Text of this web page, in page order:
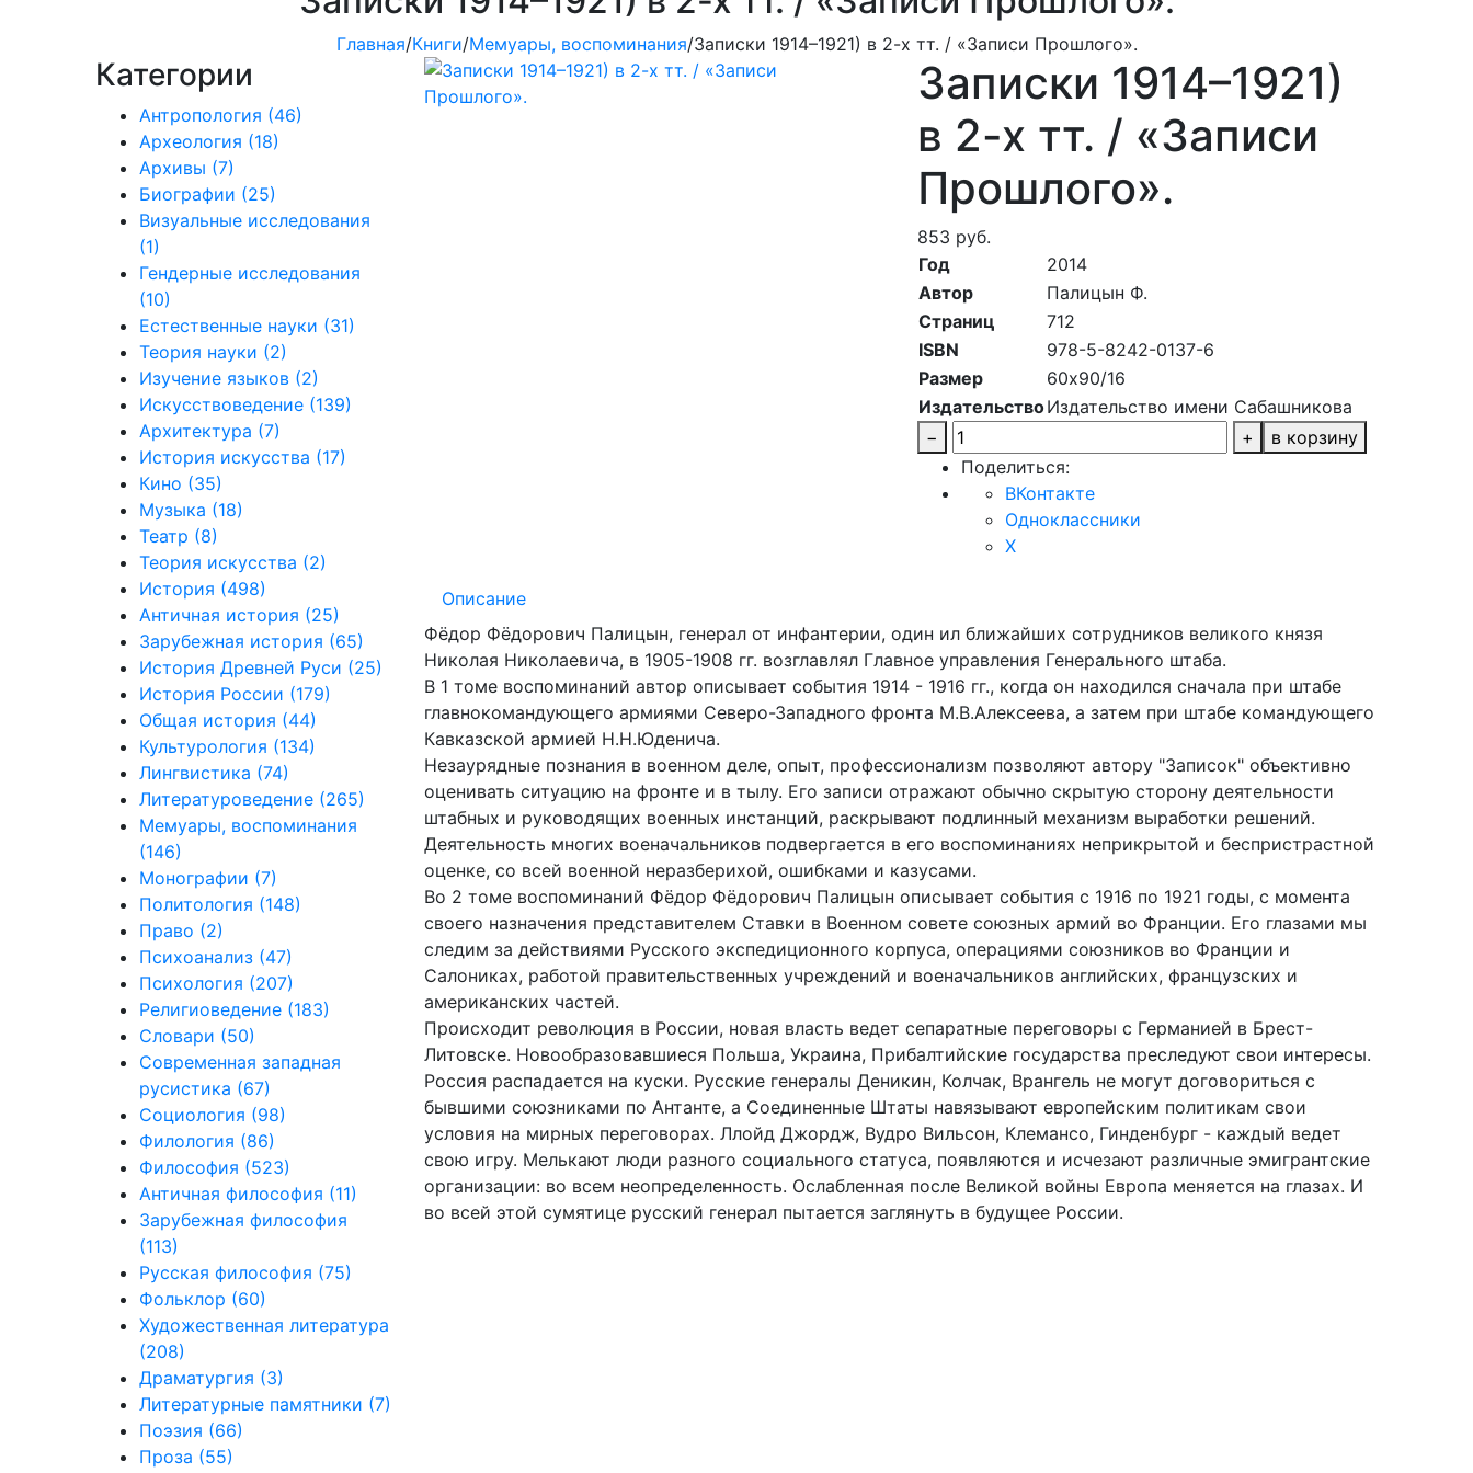
Главная/Книги/Мемуары, воспоминания/Записки 1914–1921) в 2-х тт. / «Записи Прошлого».
Категории
Антропология (46)
Археология (18)
Архивы (7)
Биографии (25)
Визуальные исследования
(1)
Гендерные исследования
(10)
Естественные науки (31)
Теория науки (2)
Изучение языков (2)
Искусствоведение (139)
Архитектура (7)
История искусства (17)
Кино (35)
Музыка (18)
Театр (8)
Теория искусства (2)
История (498)
Античная история (25)
Зарубежная история (65)
История Древней Руси (25)
История России (179)
Общая история (44)
Культурология (134)
Лингвистика (74)
Литературоведение (265)
Мемуары, воспоминания
(146)
Монографии (7)
Политология (148)
Право (2)
Психоанализ (47)
Психология (207)
Религиоведение (183)
Словари (50)
Современная западная
русистика (67)
Социология (98)
Филология (86)
Философия (523)
Античная философия (11)
Зарубежная философия
(113)
Русская философия (75)
Фольклор (60)
Художественная литература
(208)
Драматургия (3)
Литературные памятники (7)
Поэзия (66)
Проза (55)
Записки 1914–1921)
в 2-х тт. / «Записи
Прошлого».
853 руб.
Год
2014
Автор
Палицын Ф.
Страниц
712
ISBN
978-5-8242-0137-6
Размер
60х90/16
ИздательствоИздательство имени Сабашникова
−
+
в корзину
Поделиться:
ВКонтакте
Одноклассники
X
Описание
Фёдор Фёдорович Палицын, генерал от инфантерии, один ил ближайших сотрудников великого князя
Николая Николаевича, в 1905-1908 гг. возглавлял Главное управления Генерального штаба.
В 1 томе воспоминаний автор описывает события 1914 - 1916 гг., когда он находился сначала при штабе
главнокомандующего армиями Северо-Западного фронта М.В.Алексеева, а затем при штабе командующего
Кавказской армией Н.Н.Юденича.
Незаурядные познания в военном деле, опыт, профессионализм позволяют автору "Записок" объективно
оценивать ситуацию на фронте и в тылу. Его записи отражают обычно скрытую сторону деятельности
штабных и руководящих военных инстанций, раскрывают подлинный механизм выработки решений.
Деятельность многих военачальников подвергается в его воспоминаниях неприкрытой и беспристрастной
оценке, со всей военной неразберихой, ошибками и казусами.
Во 2 томе воспоминаний Фёдор Фёдорович Палицын описывает события с 1916 по 1921 годы, с момента
своего назначения представителем Ставки в Военном совете союзных армий во Франции. Его глазами мы
следим за действиями Русского экспедиционного корпуса, операциями союзников во Франции и
Салониках, работой правительственных учреждений и военачальников английских, французских и
американских частей.
Происходит революция в России, новая власть ведет сепаратные переговоры с Германией в Брест-
Литовске. Новообразовавшиеся Польша, Украина, Прибалтийские государства преследуют свои интересы.
Россия распадается на куски. Русские генералы Деникин, Колчак, Врангель не могут договориться с
бывшими союзниками по Антанте, а Соединенные Штаты навязывают европейским политикам свои
условия на мирных переговорах. Ллойд Джордж, Вудро Вильсон, Клемансо, Гинденбург - каждый ведет
свою игру. Мелькают люди разного социального статуса, появляются и исчезают различные эмигрантские
организации: во всем неопределенность. Ослабленная после Великой войны Европа меняется на глазах. И
во всей этой сумятице русский генерал пытается заглянуть в будущее России.